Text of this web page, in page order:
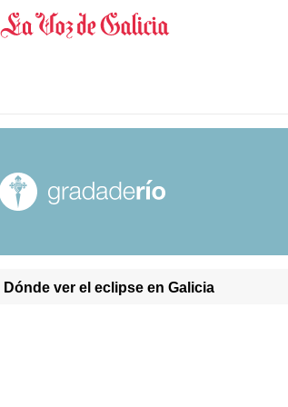
Dónde ver el eclipse en Galicia